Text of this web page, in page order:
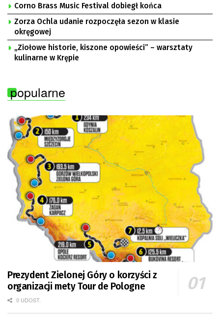
Corno Brass Music Festival dobiegł końca
Zorza Ochla udanie rozpoczęła sezon w klasie
okręgowej
„Ziołowe historie, kiszone opowieści” – warsztaty
kulinarne w Krępie
popularne
Prezydent Zielonej Góry o korzyści z
organizacji mety Tour de Pologne
0 UDOST.